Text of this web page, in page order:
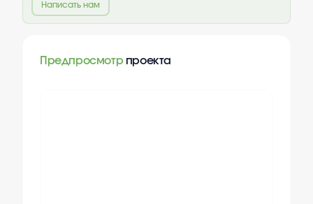
Написать нам
Предпросмотр проекта